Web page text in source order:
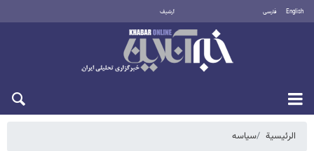
English فارسی أرشيف
الرئيسية سیاسه